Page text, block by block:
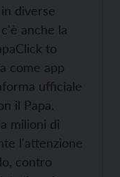
diverse
anche la
to
come app
ufficiale
il Papa.
milioni di
l'attenzione
contro